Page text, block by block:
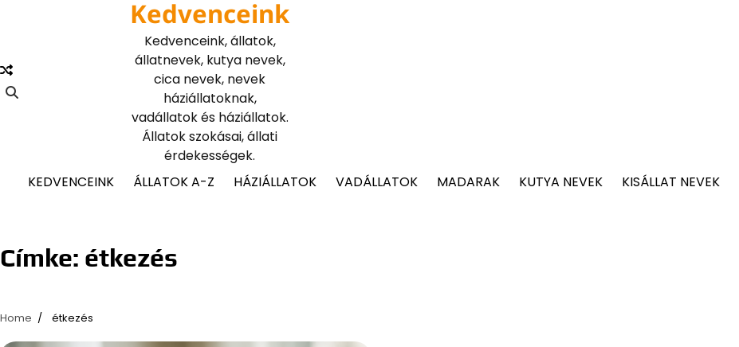
Kedvenceink
Kedvenceink, állatok,
állatnevek, kutya nevek,
cica nevek, nevek
háziállatoknak,
vadállatok és háziállatok.
Állatok szokásai, állati
érdekességek.
KEDVENCEINK
ÁLLATOK A-Z HÁZIÁLLATOK VADÁLLATOK MADARAK KUTYA NEVEK KISÁLLAT NEVEK
Címke: étkezés
Home étkezés